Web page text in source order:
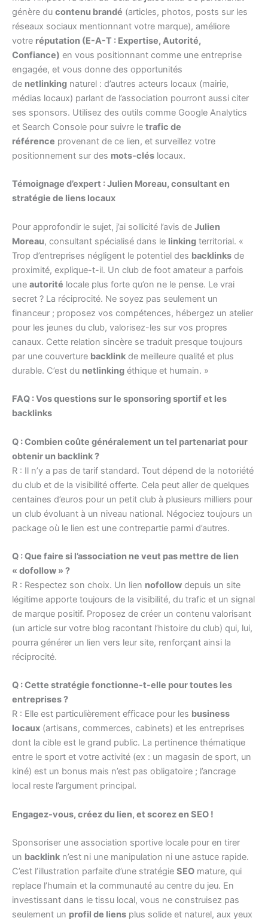
génère du contenu brandé (articles, photos, posts sur les
réseaux sociaux mentionnant votre marque), améliore
votre réputation (E-A-T : Expertise, Autorité,
Confiance) en vous positionnant comme une entreprise
engagée, et vous donne des opportunités
de netlinking naturel : d’autres acteurs locaux (mairie,
médias locaux) parlant de l’association pourront aussi citer
ses sponsors. Utilisez des outils comme Google Analytics
et Search Console pour suivre le trafic de
référence provenant de ce lien, et surveillez votre
positionnement sur des mots-clés locaux.
Témoignage d’expert : Julien Moreau, consultant en
stratégie de liens locaux
Pour approfondir le sujet, j’ai sollicité l’avis de Julien
Moreau, consultant spécialisé dans le linking territorial. «
Trop d’entreprises négligent le potentiel des backlinks de
proximité, explique-t-il. Un club de foot amateur a parfois
une autorité locale plus forte qu’on ne le pense. Le vrai
secret ? La réciprocité. Ne soyez pas seulement un
financeur ; proposez vos compétences, hébergez un atelier
pour les jeunes du club, valorisez-les sur vos propres
canaux. Cette relation sincère se traduit presque toujours
par une couverture backlink de meilleure qualité et plus
durable. C’est du netlinking éthique et humain. »
FAQ : Vos questions sur le sponsoring sportif et les
backlinks
Q : Combien coûte généralement un tel partenariat pour
obtenir un backlink ?
R : Il n’y a pas de tarif standard. Tout dépend de la notoriété
du club et de la visibilité offerte. Cela peut aller de quelques
centaines d’euros pour un petit club à plusieurs milliers pour
un club évoluant à un niveau national. Négociez toujours un
package où le lien est une contrepartie parmi d’autres.
Q : Que faire si l’association ne veut pas mettre de lien
« dofollow » ?
R : Respectez son choix. Un lien nofollow depuis un site
légitime apporte toujours de la visibilité, du trafic et un signal
de marque positif. Proposez de créer un contenu valorisant
(un article sur votre blog racontant l’histoire du club) qui, lui,
pourra générer un lien vers leur site, renforçant ainsi la
réciprocité.
Q : Cette stratégie fonctionne-t-elle pour toutes les
entreprises ?
R : Elle est particulièrement efficace pour les business
locaux (artisans, commerces, cabinets) et les entreprises
dont la cible est le grand public. La pertinence thématique
entre le sport et votre activité (ex : un magasin de sport, un
kiné) est un bonus mais n’est pas obligatoire ; l’ancrage
local reste l’argument principal.
Engagez-vous, créez du lien, et scorez en SEO !
Sponsoriser une association sportive locale pour en tirer
un backlink n’est ni une manipulation ni une astuce rapide.
C’est l’illustration parfaite d’une stratégie SEO mature, qui
replace l’humain et la communauté au centre du jeu. En
investissant dans le tissu local, vous ne construisez pas
seulement un profil de liens plus solide et naturel, aux yeux